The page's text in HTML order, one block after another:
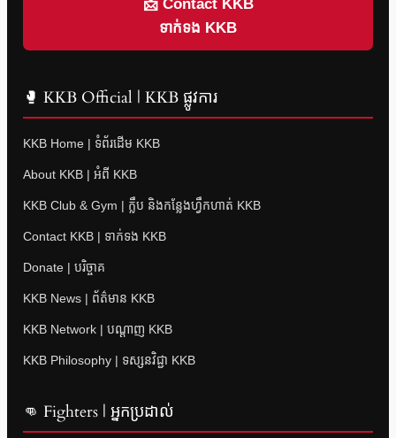
📩 Contact KKB
ទាក់ទង KKB
🥊 KKB Official | KKB ផ្លូវការ
KKB Home | ទំព័រដើម KKB
About KKB | អំពី KKB
KKB Club & Gym | ក្លឹប និងកន្លែងហ្វឹកហាត់ KKB
Contact KKB | ទាក់ទង KKB
Donate | បរិច្ចាគ
KKB News | ព័ត៌មាន KKB
KKB Network | បណ្តាញ KKB
KKB Philosophy | ទស្សនវិជ្ជា KKB
👊 Fighters | អ្នកប្រដាល់